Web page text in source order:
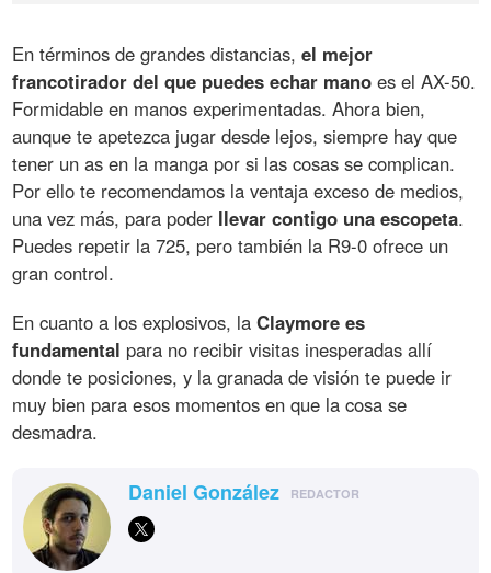
En términos de grandes distancias,el mejor
francotirador del que puedes echar mano es el AX-50.
Formidable en manos experimentadas. Ahora bien,
aunque te apetezca jugar desde lejos, siempre hay que
tener un as en la manga por si las cosas se complican.
Por ello te recomendamos la ventaja exceso de medios,
una vez más, para poder llevar contigo una escopeta.
Puedes repetir la 725, pero también la R9-0 ofrece un
gran control.
En cuanto a los explosivos, laClaymore es
fundamental para no recibir visitas inesperadas allí
donde te posiciones, y la granada de visión te puede ir
muy bien para esos momentos en que la cosa se
desmadra.
Daniel González REDACTOR